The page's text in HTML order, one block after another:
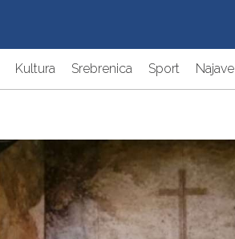
Kultura Srebrenica Sport Najave